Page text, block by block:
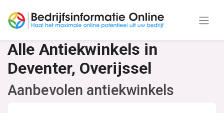
Alle Antiekwinkels in
Deventer, Overijssel
Aanbevolen antiekwinkels